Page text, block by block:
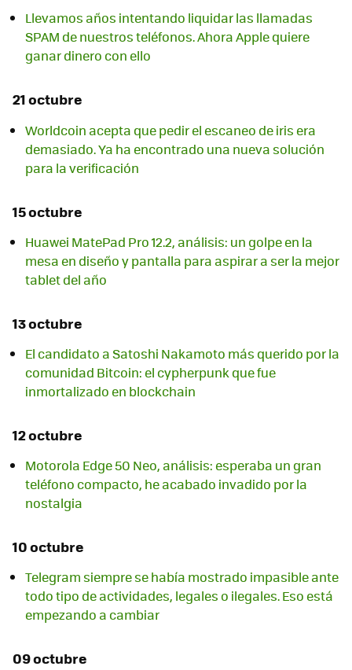
Llevamos años intentando liquidar las llamadas
SPAM de nuestros teléfonos. Ahora Apple quiere
ganar dinero con ello
21 octubre
Worldcoin acepta que pedir el escaneo de iris era
demasiado. Ya ha encontrado una nueva solución
para la verificación
15 octubre
Huawei MatePad Pro 12.2, análisis: un golpe en la
mesa en diseño y pantalla para aspirar a ser la mejor
tablet del año
13 octubre
El candidato a Satoshi Nakamoto más querido por la
comunidad Bitcoin: el cypherpunk que fue
inmortalizado en blockchain
12 octubre
Motorola Edge 50 Neo, análisis: esperaba un gran
teléfono compacto, he acabado invadido por la
nostalgia
10 octubre
Telegram siempre se había mostrado impasible ante
todo tipo de actividades, legales o ilegales. Eso está
empezando a cambiar
09 octubre